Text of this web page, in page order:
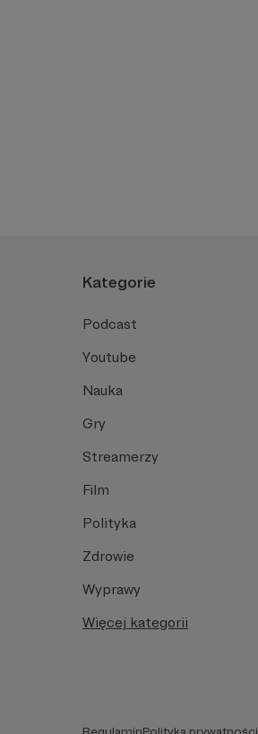
Kategorie
Podcast
Youtube
Nauka
Gry
Streamerzy
Film
Polityka
Zdrowie
Wyprawy
Więcej kategorii
RegulaminPolityka prywatności